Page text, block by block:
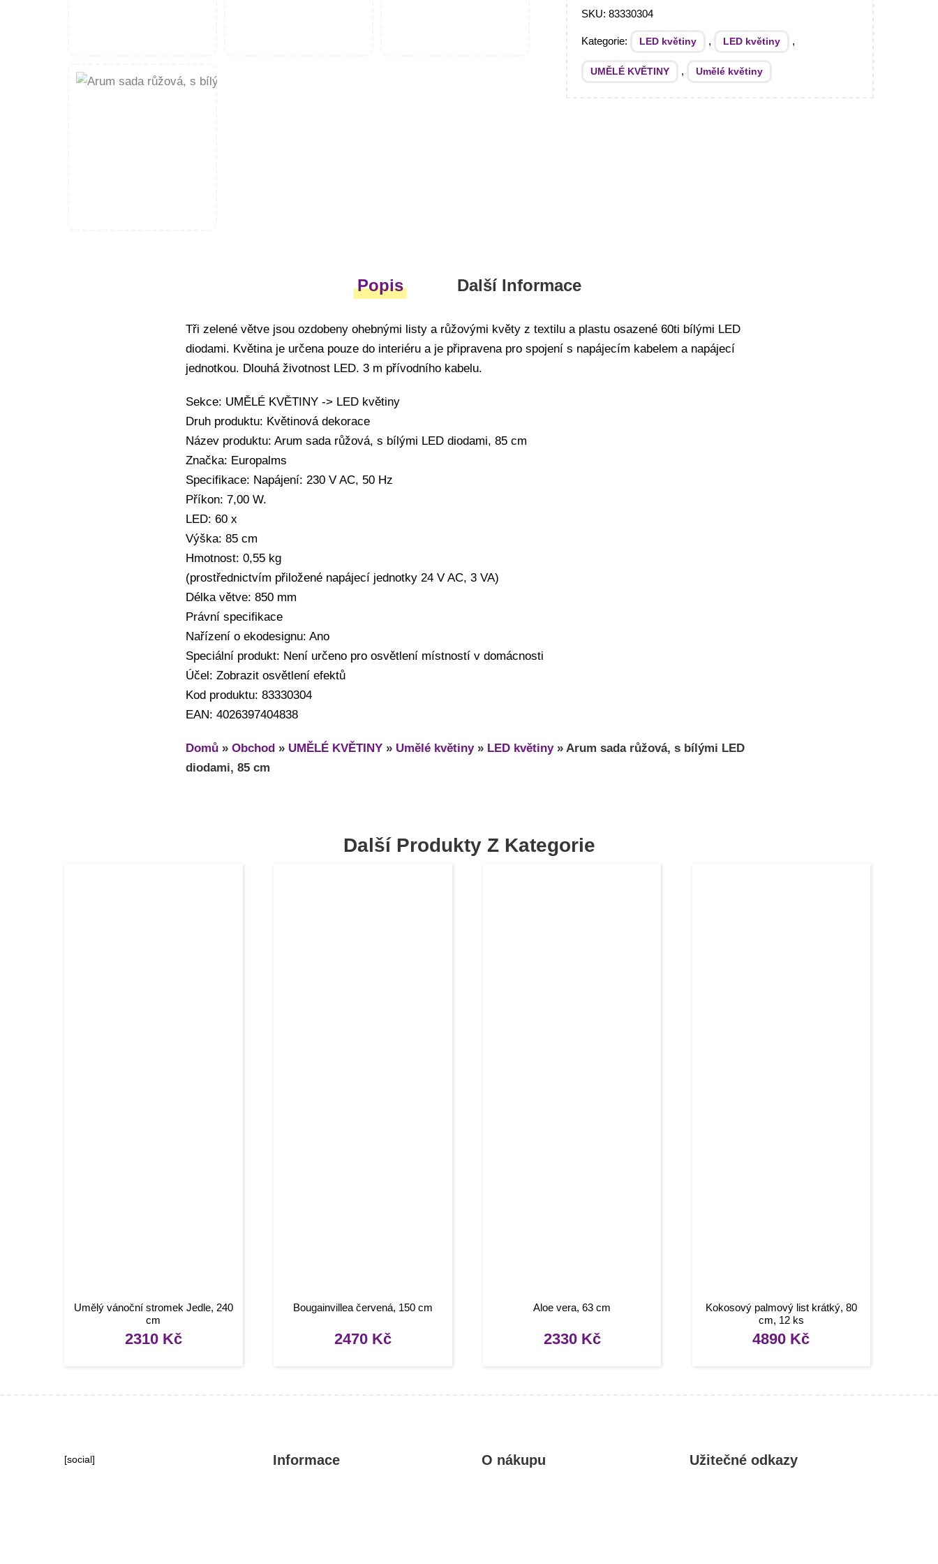
SKU:83330304
Kategorie: LED květiny , LED květiny ,
UMĚLÉ KVĚTINY , Umělé květiny
Popis Další Informace
Tři zelené větve jsou ozdobeny ohebnými listy a růžovými květy z textilu a plastu osazené 60ti bílými LED
diodami. Květina je určena pouze do interiéru a je připravena pro spojení s napájecím kabelem a napájecí
jednotkou. Dlouhá životnost LED. 3 m přívodního kabelu.
Sekce: UMĚLÉ KVĚTINY -> LED květiny
Druh produktu: Květinová dekorace
Název produktu: Arum sada růžová, s bílými LED diodami, 85 cm
Značka: Europalms
Specifikace: Napájení: 230 V AC, 50 Hz
Příkon: 7,00 W.
LED: 60 x
Výška: 85 cm
Hmotnost: 0,55 kg
(prostřednictvím přiložené napájecí jednotky 24 V AC, 3 VA)
Délka větve: 850 mm
Právní specifikace
Nařízení o ekodesignu: Ano
Speciální produkt: Není určeno pro osvětlení místností v domácnosti
Účel: Zobrazit osvětlení efektů
Kod produktu: 83330304
EAN: 4026397404838
Domů » Obchod » UMĚLÉ KVĚTINY » Umělé květiny» LED květiny» Arum sada růžová, s bílými LED
diodami, 85 cm
Další Produkty Z Kategorie
Umělý vánoční stromek Jedle, 240
cm
2310 Kč
Bougainvillea červená, 150 cm
2470 Kč
Aloe vera, 63 cm
2330 Kč
Kokosový palmový list krátký, 80
cm, 12 ks
4890 Kč
[social] Informace O nákupu Užitečné odkazy